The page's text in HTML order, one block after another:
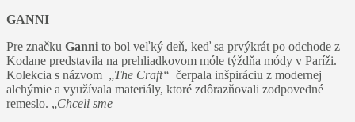
GANNI
Pre značku Ganni to bol veľký deň, keď sa prvýkrát po odchode z
Kodane predstavila na prehliadkovom móle týždňa módy v Paríži.
Kolekcia s názvom „The Craft“ čerpala inšpiráciu z modernej
alchýmie a využívala materiály, ktoré zdôrazňovali zodpovedné
remeslo. „Chceli sme